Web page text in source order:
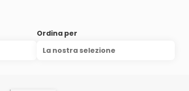
Ordina per
La nostra selezione